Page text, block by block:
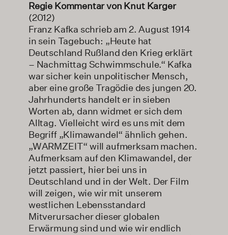
Regie Kommentar von Knut Karger
(2012)
Franz Kafka schrieb am 2. August 1914
in sein Tagebuch: „Heute hat
Deutschland Rußland den Krieg erklärt
– Nachmittag Schwimmschule.“ Kafka
war sicher kein unpolitischer Mensch,
aber eine große Tragödie des jungen 20.
Jahrhunderts handelt er in sieben
Worten ab, dann widmet er sich dem
Alltag. Vielleicht wird es uns mit dem
Begriff „Klimawandel“ ähnlich gehen.
„WARMZEIT“ will aufmerksam machen.
Aufmerksam auf den Klimawandel, der
jetzt passiert, hier bei uns in
Deutschland und in der Welt. Der Film
will zeigen, wie wir mit unserem
westlichen Lebensstandard
Mitverursacher dieser globalen
Erwärmung sind und wie wir endlich